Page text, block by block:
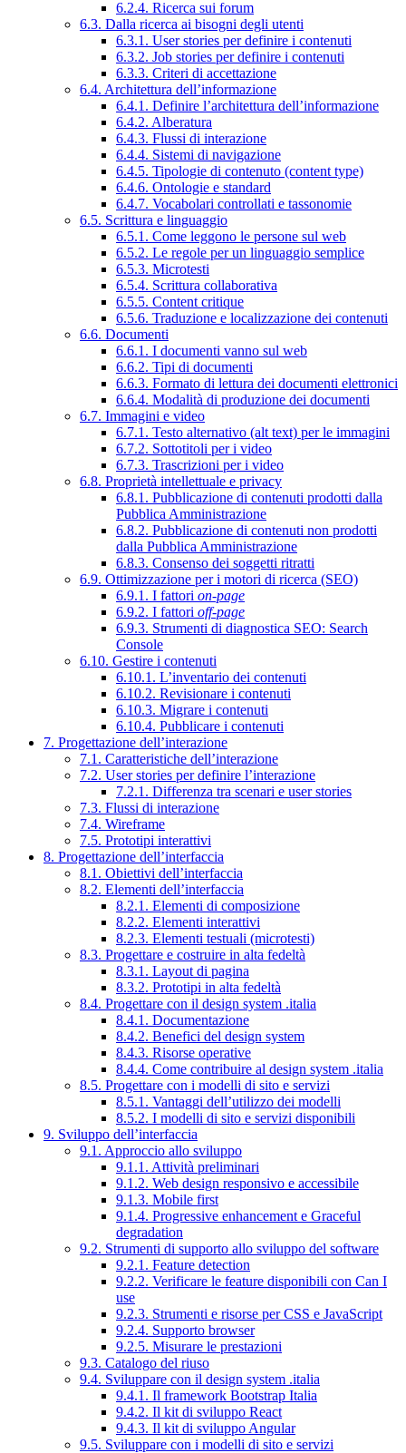
6.2.4. Ricerca sui forum
6.3. Dalla ricerca ai bisogni degli utenti
6.3.1. User stories per definire i contenuti
6.3.2. Job stories per definire i contenuti
6.3.3. Criteri di accettazione
6.4. Architettura dell’informazione
6.4.1. Definire l’architettura dell’informazione
6.4.2. Alberatura
6.4.3. Flussi di interazione
6.4.4. Sistemi di navigazione
6.4.5. Tipologie di contenuto (content type)
6.4.6. Ontologie e standard
6.4.7. Vocabolari controllati e tassonomie
6.5. Scrittura e linguaggio
6.5.1. Come leggono le persone sul web
6.5.2. Le regole per un linguaggio semplice
6.5.3. Microtesti
6.5.4. Scrittura collaborativa
6.5.5. Content critique
6.5.6. Traduzione e localizzazione dei contenuti
6.6. Documenti
6.6.1. I documenti vanno sul web
6.6.2. Tipi di documenti
6.6.3. Formato di lettura dei documenti elettronici
6.6.4. Modalità di produzione dei documenti
6.7. Immagini e video
6.7.1. Testo alternativo (alt text) per le immagini
6.7.2. Sottotitoli per i video
6.7.3. Trascrizioni per i video
6.8. Proprietà intellettuale e privacy
6.8.1. Pubblicazione di contenuti prodotti dalla
Pubblica Amministrazione
6.8.2. Pubblicazione di contenuti non prodotti
dalla Pubblica Amministrazione
6.8.3. Consenso dei soggetti ritratti
6.9. Ottimizzazione per i motori di ricerca (SEO)
6.9.1. I fattori on-page
6.9.2. I fattori off-page
6.9.3. Strumenti di diagnostica SEO: Search
Console
6.10. Gestire i contenuti
6.10.1. L’inventario dei contenuti
6.10.2. Revisionare i contenuti
6.10.3. Migrare i contenuti
6.10.4. Pubblicare i contenuti
7. Progettazione dell’interazione
7.1. Caratteristiche dell’interazione
7.2. User stories per definire l’interazione
7.2.1. Differenza tra scenari e user stories
7.3. Flussi di interazione
7.4. Wireframe
7.5. Prototipi interattivi
8. Progettazione dell’interfaccia
8.1. Obiettivi dell’interfaccia
8.2. Elementi dell’interfaccia
8.2.1. Elementi di composizione
8.2.2. Elementi interattivi
8.2.3. Elementi testuali (microtesti)
8.3. Progettare e costruire in alta fedeltà
8.3.1. Layout di pagina
8.3.2. Prototipi in alta fedeltà
8.4. Progettare con il design system .italia
8.4.1. Documentazione
8.4.2. Benefici del design system
8.4.3. Risorse operative
8.4.4. Come contribuire al design system .italia
8.5. Progettare con i modelli di sito e servizi
8.5.1. Vantaggi dell’utilizzo dei modelli
8.5.2. I modelli di sito e servizi disponibili
9. Sviluppo dell’interfaccia
9.1. Approccio allo sviluppo
9.1.1. Attività preliminari
9.1.2. Web design responsivo e accessibile
9.1.3. Mobile first
9.1.4. Progressive enhancement e Graceful
degradation
9.2. Strumenti di supporto allo sviluppo del software
9.2.1. Feature detection
9.2.2. Verificare le feature disponibili con Can I
use
9.2.3. Strumenti e risorse per CSS e JavaScript
9.2.4. Supporto browser
9.2.5. Misurare le prestazioni
9.3. Catalogo del riuso
9.4. Sviluppare con il design system .italia
9.4.1. Il framework Bootstrap Italia
9.4.2. Il kit di sviluppo React
9.4.3. Il kit di sviluppo Angular
9.5. Sviluppare con i modelli di sito e servizi